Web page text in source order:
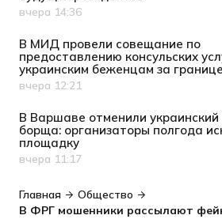
Дата публикации
вчера 14:36
В МИД провели совещание по
предоставлению консульских
украинским беженцам за
Дата публикации
вчера 12:21
В Варшаве отменили
борща: организаторы полгода
площадку
Дата публикации
вчера 11:17
Главная
Общество